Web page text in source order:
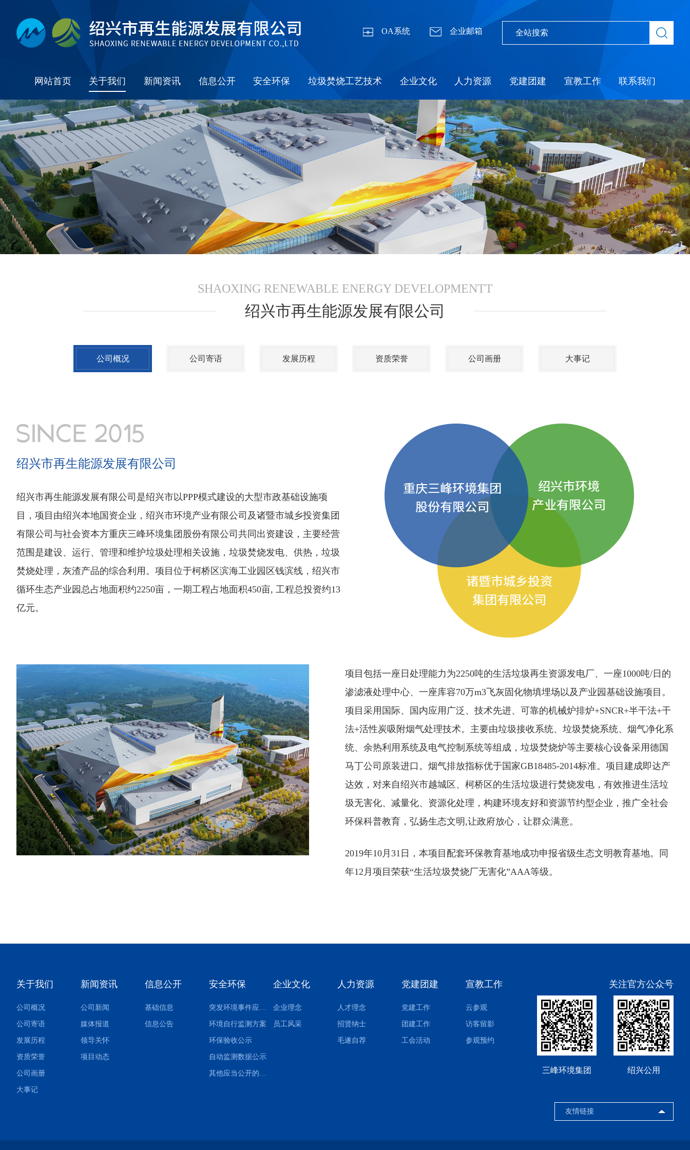
OA系统 企业邮箱
网站首页 关于我们 新闻资讯 信息公开 安全环保 垃圾焚烧工艺技术 企业文化 人力资源 党建团建 宣教工作 联系我们
SHAOXING RENEWABLE ENERGY DEVELOPMENTT
绍兴市再生能源发展有限公司
公司概况 公司寄语 发展历程 资质荣誉 公司画册 大事记
绍兴市再生能源发展有限公司
绍兴市再生能源发展有限公司是绍兴市以PPP模式建设的大型市政基础设施项
目，项目由绍兴本地国资企业，绍兴市环境产业有限公司及诸暨市城乡投资集团
有限公司与社会资本方重庆三峰环境集团股份有限公司共同出资建设，主要经营
范围是建设、运行、管理和维护垃圾处理相关设施，垃圾焚烧发电、供热，垃圾
焚烧处理，灰渣产品的综合利用。项目位于柯桥区滨海工业园区钱滨线，绍兴市
循环生态产业园总占地面积约2250亩，一期工程占地面积450亩, 工程总投资约13
亿元。
项目包括一座日处理能力为2250吨的生活垃圾再生资源发电厂、一座1000吨/日的
渗滤液处理中心、一座库容70万m3飞灰固化物填埋场以及产业园基础设施项目。
项目采用国际、国内应用广泛、技术先进、可靠的机械炉排炉+SNCR+半干法+干
法+活性炭吸附烟气处理技术。主要由垃圾接收系统、垃圾焚烧系统、烟气净化系
统、余热利用系统及电气控制系统等组成，垃圾焚烧炉等主要核心设备采用德国
马丁公司原装进口。烟气排放指标优于国家GB18485-2014标准。项目建成即达产
达效，对来自绍兴市越城区、柯桥区的生活垃圾进行焚烧发电，有效推进生活垃
圾无害化、减量化、资源化处理，构建环境友好和资源节约型企业，推广全社会
环保科普教育，弘扬生态文明,让政府放心，让群众满意。
2019年10月31日，本项目配套环保教育基地成功申报省级生态文明教育基地。同
年12月项目荣获“生活垃圾焚烧厂无害化”AAA等级。
关于我们
公司概况
公司寄语
发展历程
资质荣誉
公司画册
大事记
新闻资讯
公司新闻
媒体报道
领导关怀
项目动态
信息公开
基础信息
信息公告
安全环保
突发环境事件应急预案
环境自行监测方案
环保验收公示
自动监测数据公示
其他应当公开的环境信息
企业文化
企业理念
员工风采
人力资源
人才理念
招贤纳士
毛遂自荐
党建团建
党建工作
团建工作
工会活动
宣教工作
云参观
访客留影
参观预约
关注官方公众号
三峰环境集团 绍兴公用